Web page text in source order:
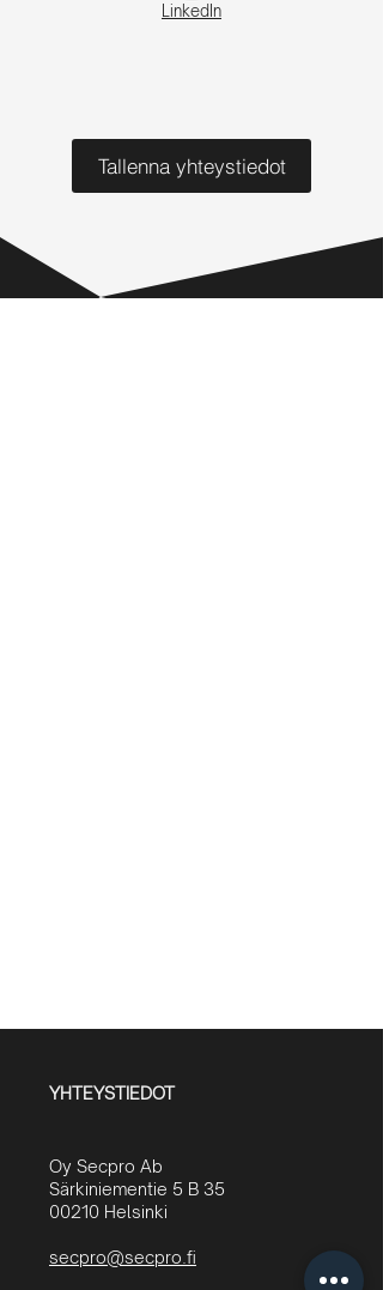
LinkedIn
Tallenna yhteystiedot
YHTEYSTIEDOT
Oy Secpro Ab
Särkiniementie 5 B 35
00210 Helsinki
secpro@secpro.fi